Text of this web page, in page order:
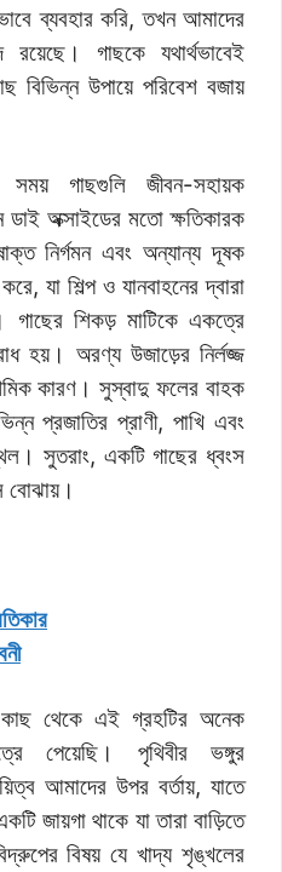
ব্যবহার করি, তখন আমাদের
গাছকে যথার্থভাবেই
বিভিন্ন উপায়ে পরিবেশ বজায়
সময় গাছগুলি জীবন-সহায়ক
ডাই অক্সাইডের মতো ক্ষতিকারক
নির্গমন এবং অন্যান্য দূষক
যা শিল্প ও যানবাহনের দ্বারা
গাছের শিকড় মাটিকে একত্রে
হয়। অরণ্য উজাড়ের নির্লজ্জ
কারণ। সুস্বাদু ফলের বাহক
প্রজাতির প্রাণী, পাখি এবং
সুতরাং, একটি গাছের ধ্বংস
বোঝায়।
থেকে এই গ্রহটির অনেক
পেয়েছি। পৃথিবীর ভঙ্গুর
আমাদের উপর বর্তায়, যাতে
জায়গা থাকে যা তারা বাড়িতে
বিষয় যে খাদ্য শৃঙ্খলের